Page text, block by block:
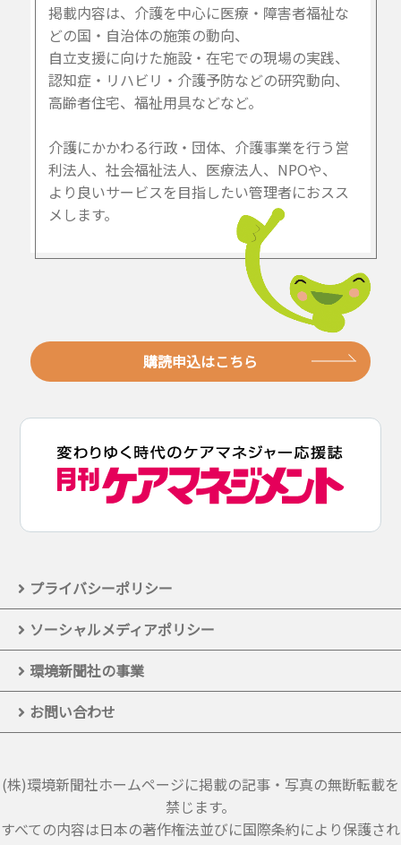
掲載内容は、介護を中心に医療・障害者福祉な
どの国・自治体の施策の動向、
自立支援に向けた施設・在宅での現場の実践、
認知症・リハビリ・介護予防などの研究動向、
高齢者住宅、福祉用具などなど。
介護にかかわる行政・団体、介護事業を行う営
利法人、社会福祉法人、医療法人、NPOや、
より良いサービスを目指したい管理者におスス
メします。
購読申込はこちら
プライバシーポリシー
ソーシャルメディアポリシー
環境新聞社の事業
お問い合わせ
(株)環境新聞社ホームページに掲載の記事・写真の無断転載を
禁じます。
すべての内容は日本の著作権法並びに国際条約により保護され